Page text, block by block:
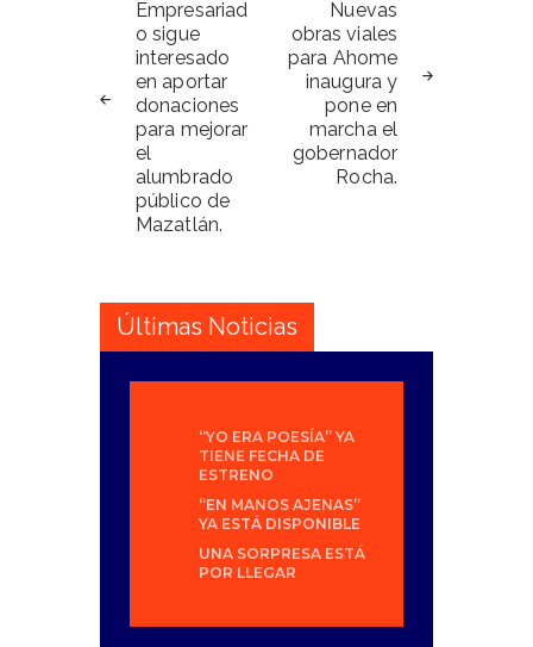
de
entradas
Empresariad
o sigue
interesado
en aportar
donaciones
para mejorar
el
alumbrado
público de
Mazatlán.
Nuevas
obras viales
para Ahome
inaugura y
pone en
marcha el
gobernador
Rocha.
Últimas Noticias
“YO ERA POESÍA” YA
TIENE FECHA DE
ESTRENO
“EN MANOS AJENAS”
YA ESTÁ DISPONIBLE
UNA SORPRESA ESTÁ
POR LLEGAR